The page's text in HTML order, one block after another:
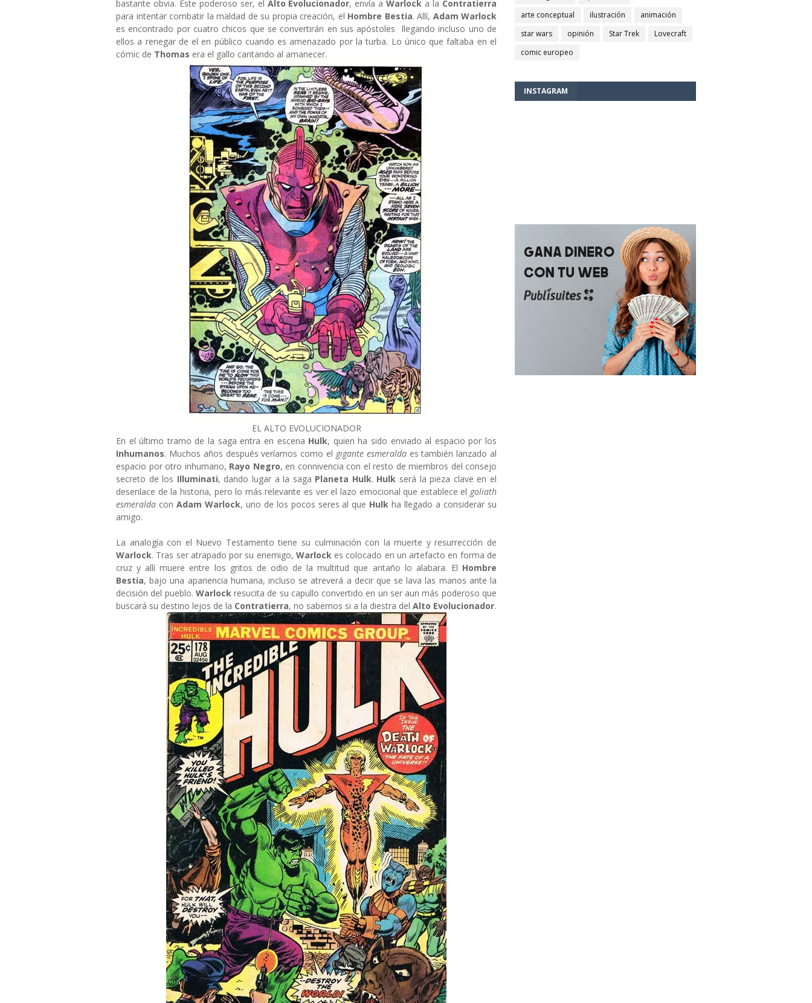
bastante obvia. Este poderoso ser, el Alto Evolucionador, envía aWarlock a la Contratierra
para intentar combatir la maldad de su propia creación, el Hombre Bestia. Allí, Adam Warlock
es encontrado por cuatro chicos que se convertirán en sus apóstoles llegando incluso uno de
ellos a renegar de el en público cuando es amenazado por la turba. Lo único que faltaba en el
cómic de Thomas era el gallo cantando al amanecer.
EL ALTO EVOLUCIONADOR
En el último tramo de la saga entra en escena Hulk, quien ha sido enviado al espacio por los
Inhumanos. Muchos años después veríamos como el gigante esmeraldaes también lanzado al
espacio por otro inhumano, Rayo Negro, en connivencia con el resto de miembros del consejo
secreto de los Illuminati, dando lugar a la saga Planeta Hulk. Hulk será la pieza clave en el
desenlace de la historia, pero lo más relevante es ver el lazo emocional que establece el goliath
esmeralda con Adam Warlock, uno de los pocos seres al que Hulkha llegado a considerar su
amigo.
La analogía con el Nuevo Testamento tiene su culminación con la muerte y resurrección de
Warlock. Tras ser atrapado por su enemigo, Warlock es colocado en un artefacto en forma de
cruz y allí muere entre los gritos de odio de la multitud que antaño lo alabara. El Hombre
Bestia, bajo una apariencia humana, incluso se atreverá a decir que se lava las manos ante la
decisión del pueblo. Warlockresucita de su capullo convertido en un ser aun más poderoso que
buscará su destino lejos de la Contratierra, no sabemos si a la diestra del Alto Evolucionador.
arte conceptual
ilustración
animación
star wars
opinión Star Trek
Lovecraft
comic europeo
INSTAGRAM